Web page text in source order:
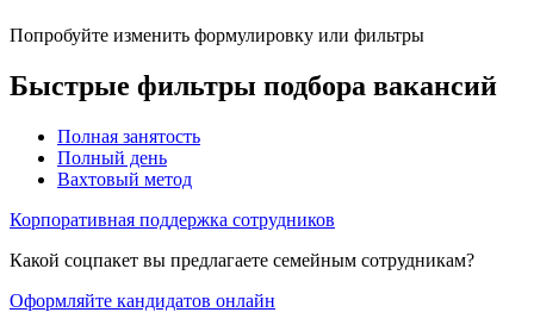
Попробуйте изменить формулировку или фильтры
Быстрые фильтры подбора вакансий
Полная занятость
Полный день
Вахтовый метод
Корпоративная поддержка сотрудников
Какой соцпакет вы предлагаете семейным сотрудникам?
Оформляйте кандидатов онлайн